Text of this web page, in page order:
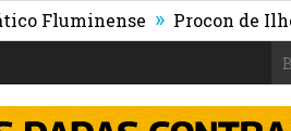
» Procon de Ilhéus